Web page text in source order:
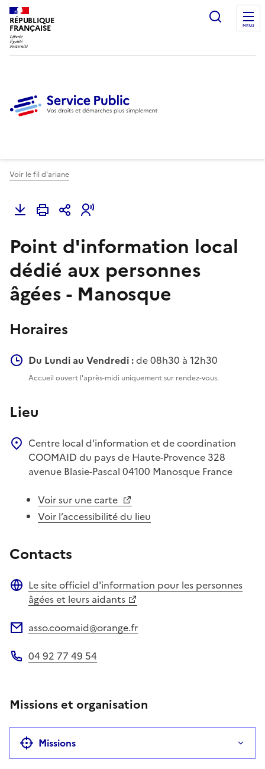
RÉPUBLIQUE
FRANÇAISE
Ouvrir
MENU
Voir le fil d'ariane
Point d'information local
dédié aux personnes
âgées - Manosque
Horaires
Du Lundi au Vendredi :de 08h30 à 12h30
Accueil ouvert l'après-midi uniquement sur rendez-vous.
Lieu
Centre local d'information et de coordination
COOMAID du pays de Haute-Provence 328
avenue Blasie-Pascal 04100 Manosque France
Voir sur une carte
Voir l’accessibilité du lieu
Contacts
Site web
Le site officiel d'information pour les personnes
âgées et leurs aidants
asso.coomaid@orange.fr
04 92 77 49 54
Missions et organisation
Missions